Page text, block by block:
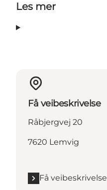
Les mer
Få veibeskrivelse
Råbjergvej 20
7620 Lemvig
Få veibeskrivelse